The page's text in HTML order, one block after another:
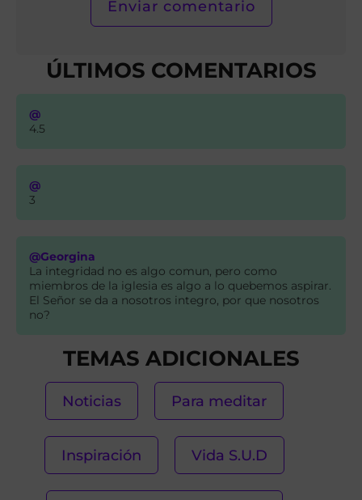
ÚLTIMOS COMENTARIOS
@
4.5
@
3
@Georgina
La integridad no es algo comun, pero como
miembros de la iglesia es algo a lo quebemos aspirar.
El Señor se da a nosotros integro, por que nosotros
no?
TEMAS ADICIONALES
Noticias Para meditar
Inspiración Vida S.U.D